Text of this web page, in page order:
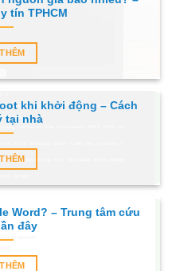
tín TPHCM
khi khởi động – Cách
tại nhà
Word? – Trung tâm cứu
đây